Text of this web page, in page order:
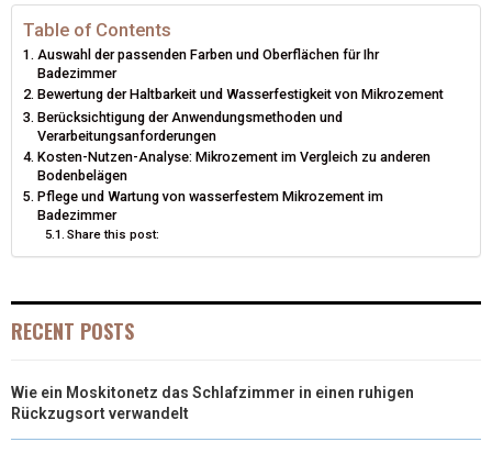
T
T
E
R
)
O
O
K
R
E
D
I
Table of Contents
Auswahl der passenden Farben und Oberflächen für Ihr
Badezimmer
Bewertung der Haltbarkeit und Wasserfestigkeit von Mikrozement
Berücksichtigung der Anwendungsmethoden und
Verarbeitungsanforderungen
Kosten-Nutzen-Analyse: Mikrozement im Vergleich zu anderen
Bodenbelägen
Pflege und Wartung von wasserfestem Mikrozement im
Badezimmer
Share this post:
RECENT POSTS
Wie ein Moskitonetz das Schlafzimmer in einen ruhigen
Rückzugsort verwandelt